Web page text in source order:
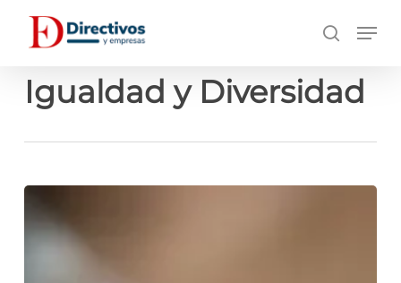
principal
búsqueda
Igualdad y Diversidad